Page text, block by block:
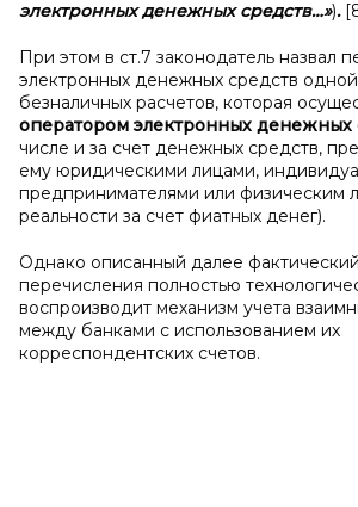
электронных денежных средств…»).
При этом в ст.7 законодатель назвал
электронных денежных средств
безналичных расчетов, которая
оператором электронных денежных
числе и за счет денежных средств,
ему юридическими лицами,
предпринимателями или физическим
реальности за счет фиатных денег).
Однако описанный далее
перечисления полностью
воспроизводит механизм учета
между банками с использованием их
корреспондентских счетов.